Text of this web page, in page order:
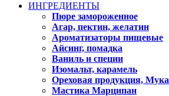
ИНГРЕДИЕНТЫ
Пюре замороженное
Агар, пектин, желатин
Ароматизаторы пищевые
Айсинг, помадка
Ваниль и специи
Изомальт, карамель
Ореховая продукция, Мука
Мастика Марципан